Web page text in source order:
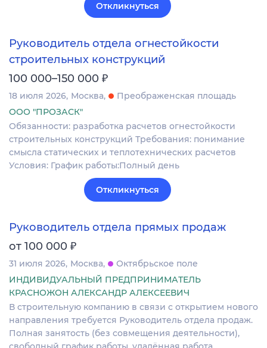
Откликнуться
Руководитель отдела огнестойкости
строительных конструкций
100 000–150 000 ₽
18 июля 2026 Москва
Преображенская площадь
ООО "ПРОЗАСК"
Обязанности: разработка расчетов огнестойкости
строительных конструкций Требования: понимание
смысла статических и теплотехнических расчетов
Условия: График работы:Полный день
Откликнуться
Руководитель отдела прямых продаж
от 100 000 ₽
31 июля 2026 Москва
Октябрьское поле
ИНДИВИДУАЛЬНЫЙ ПРЕДПРИНИМАТЕЛЬ
КРАСНОЖОН АЛЕКСАНДР АЛЕКСЕЕВИЧ
В строительную компанию в связи с открытием нового
направления требуется Руководитель отдела продаж.
Полная занятость (без совмещения деятельности),